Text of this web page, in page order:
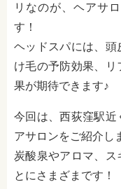
リなのが、ヘアサ
す！
ヘッドスパには、頭
け毛の予防効果、
果が期待できます♪
今回は、西荻窪駅
アサロンをご紹介し
炭酸泉やアロマ、
とにさまざまです！